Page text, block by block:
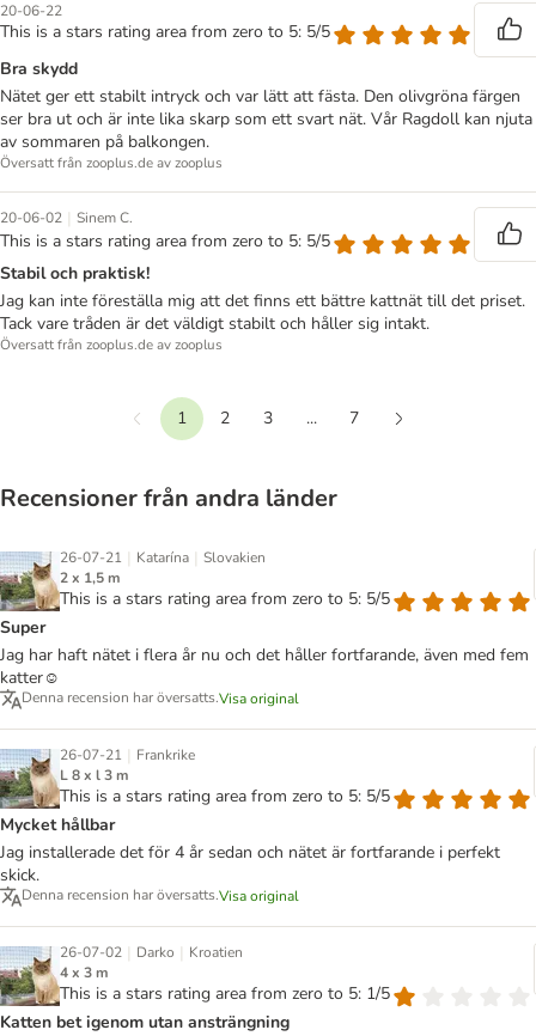
20-06-22
This is a stars rating area from zero to 5: 5/5
Bra skydd
Nätet ger ett stabilt intryck och var lätt att fästa. Den olivgröna färgen
ser bra ut och är inte lika skarp som ett svart nät. Vår Ragdoll kan njuta
av sommaren på balkongen.
Översatt från zooplus.de av zooplus
20-06-02 | Sinem C.
This is a stars rating area from zero to 5: 5/5
Stabil och praktisk!
Jag kan inte föreställa mig att det finns ett bättre kattnät till det priset.
Tack vare tråden är det väldigt stabilt och håller sig intakt.
Översatt från zooplus.de av zooplus
Föregående
1 2 3 ...
7
Recensioner från andra länder
26-07-21 | Katarína | Slovakien
2 x 1,5 m
This is a stars rating area from zero to 5: 5/5
Super
Jag har haft nätet i flera år nu och det håller fortfarande, även med fem
katter☺️
Denna recension har översatts.Visa original
26-07-21 | Frankrike
L 8 x l 3 m
This is a stars rating area from zero to 5: 5/5
Mycket hållbar
Jag installerade det för 4 år sedan och nätet är fortfarande i perfekt
skick.
Denna recension har översatts.Visa original
26-07-02 | Darko | Kroatien
4 x 3 m
This is a stars rating area from zero to 5: 1/5
Katten bet igenom utan ansträngning